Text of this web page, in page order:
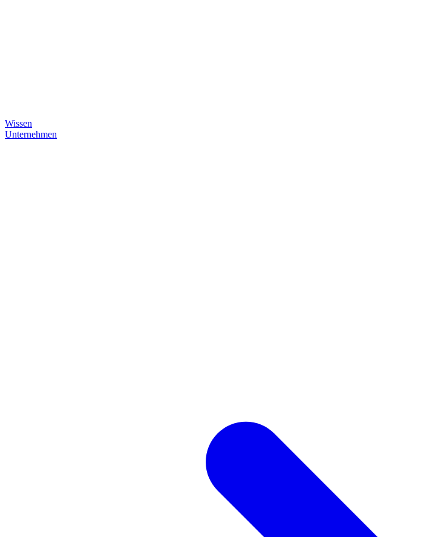
Wissen
Unternehmen